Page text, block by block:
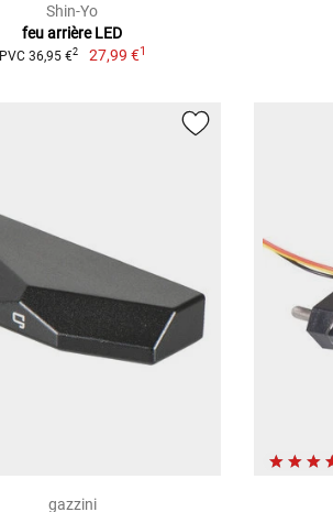
Shin-Yo
feu arrière LED
PVC 36,95 €2 27,99 €1
gazzini